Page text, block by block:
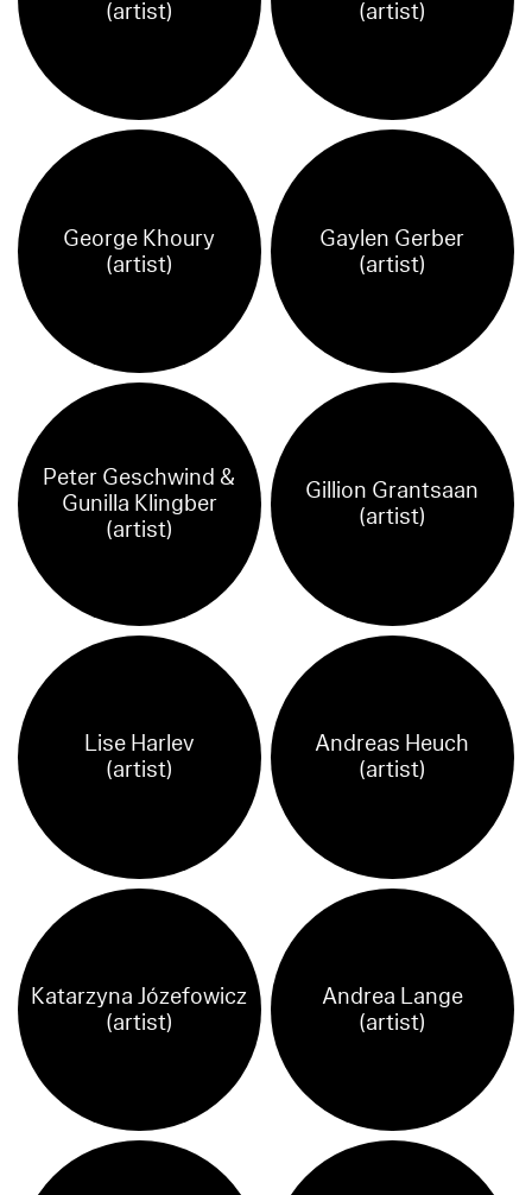
(artist)
(artist)
George Khoury
(artist)
Gaylen Gerber
(artist)
Peter Geschwind &
Gunilla Klingber
(artist)
Gillion Grantsaan
(artist)
Lise Harlev
(artist)
Andreas Heuch
(artist)
Katarzyna Józefowicz
(artist)
Andrea Lange
(artist)